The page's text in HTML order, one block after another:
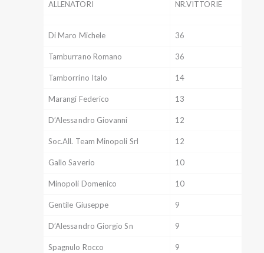
ALLENATORI NR.VITTORIE
Di Maro Michele 36
Tamburrano Romano 36
Tamborrino Italo 14
Marangi Federico 13
D’Alessandro Giovanni 12
Soc.All. Team Minopoli Srl 12
Gallo Saverio 10
Minopoli Domenico 10
Gentile Giuseppe 9
D’Alessandro Giorgio Sn 9
Spagnulo Rocco 9